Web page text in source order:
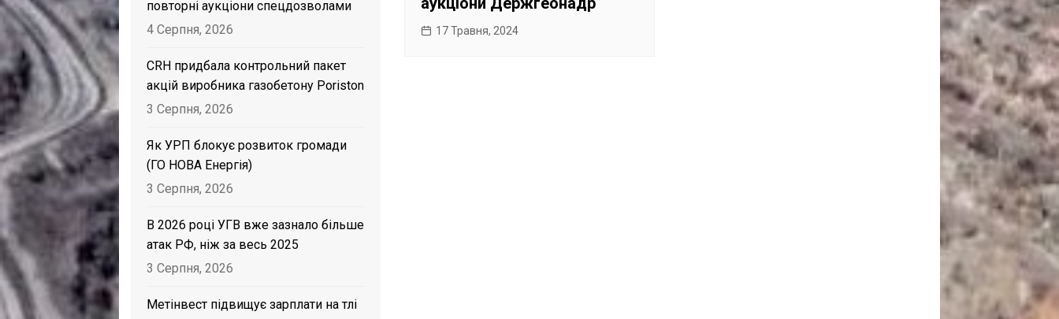
17 Травня, 2024
повторні аукціони спецдозволами
4 Серпня, 2026
CRH придбала контрольний пакет
акцій виробника газобетону Poriston
3 Серпня, 2026
Як УРП блокує розвиток громади
(ГО НОВА Енергія)
3 Серпня, 2026
В 2026 році УГВ вже зазнало більше
атак РФ, ніж за весь 2025
3 Серпня, 2026
Метінвест підвищує зарплати на тлі